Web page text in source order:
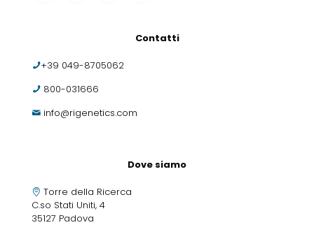
Contatti
+39 049-8705062
800-031666
info@rigenetics.com
Dove siamo
Torre della Ricerca
C.so Stati Uniti, 4
35127 Padova